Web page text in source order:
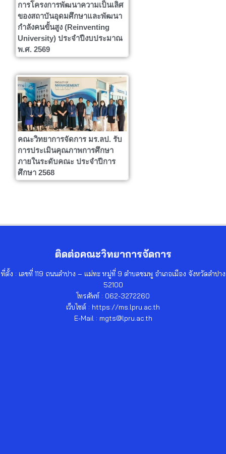
การโครงการพัฒนาความเป็นเลิศ
ของสถาบันอุดมศึกษาและพัฒนา
กำลังคนขั้นสูง (Reinventing
University) ประจำปีงบประมาณ
พ.ศ. 2569
คณะวิทยาการจัดการ มร.ลป. รับ
การประเมินคุณภาพการศึกษา
ภายในระดับคณะ ประจำปีการ
ศึกษา 2568
ติดต่อคณะวิทยาการจัดการ
ที่ตั้ง : เลขที่ 119 ถนนลำปาง – แม่ทะ หมู่ที่ 9 ตำบลชมพู อำเภอเมือง จังหวัดลำปาง
52100
โทรศัพท์ : 062-3272260
เว็บไซต์ : https://ms.lpru.ac.th
E-Mail : mgts@lpru.ac.th